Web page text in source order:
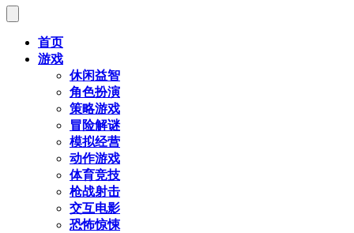
首页
游戏
休闲益智
角色扮演
策略游戏
冒险解谜
模拟经营
动作游戏
体育竞技
枪战射击
交互电影
恐怖惊悚